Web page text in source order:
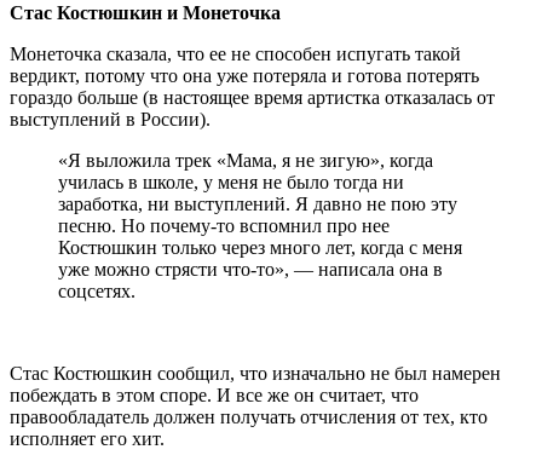
Стас Костюшкин и Монеточка
Монеточка сказала, что ее не способен испугать такой
вердикт, потому что она уже потеряла и готова потерять
гораздо больше (в настоящее время артистка отказалась от
выступлений в России).
«Я выложила трек «Мама, я не зигую», когда
училась в школе, у меня не было тогда ни
заработка, ни выступлений. Я давно не пою эту
песню. Но почему-то вспомнил про нее
Костюшкин только через много лет, когда с меня
уже можно стрясти что-то», — написала она в
соцсетях.
Стас Костюшкин сообщил, что изначально не был намерен
побеждать в этом споре. И все же он считает, что
правообладатель должен получать отчисления от тех, кто
исполняет его хит.